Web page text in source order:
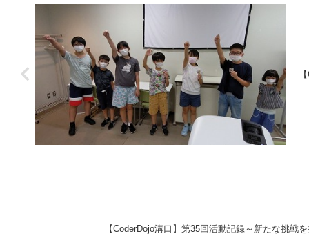
【CoderDojo溝口】第35回活動記録～新たな挑戦